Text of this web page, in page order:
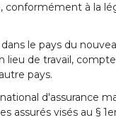
conformément à la
le pays du
de travail,
pays.
d'assurance
visés au §